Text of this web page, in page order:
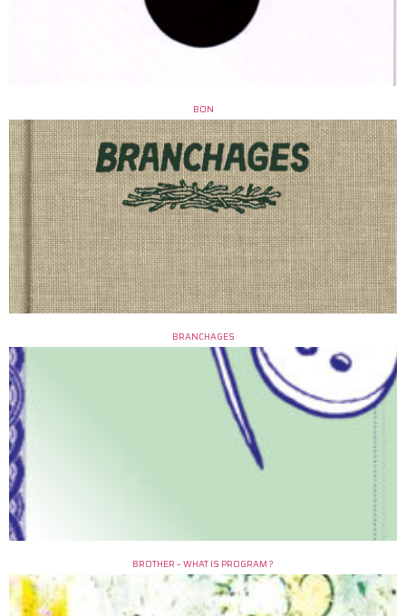
BON
BRANCHAGES
BROTHER – WHAT IS PROGRAM ?